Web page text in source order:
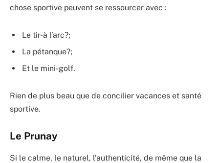
chose sportive peuvent se ressourcer avec :
Le tir-à l’arc?;
La pétanque?;
Et le mini-golf.
Rien de plus beau que de concilier vacances et santé
sportive.
Le Prunay
Si le calme, le naturel, l’authenticité, de même que la